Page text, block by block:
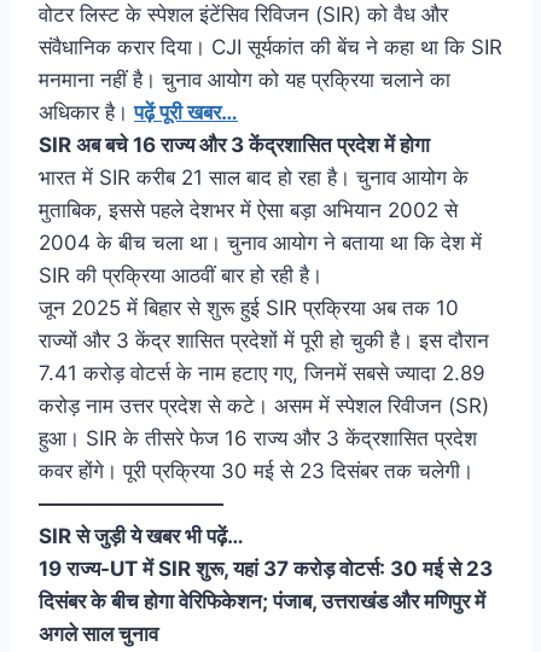
वोटर लिस्ट के स्पेशल इंटेंसिव रिविजन (SIR) को वैध और
संवैधानिक करार दिया। CJI सूर्यकांत की बेंच ने कहा था कि SIR
मनमाना नहीं है। चुनाव आयोग को यह प्रक्रिया चलाने का
अधिकार है।पढ़ें पूरी खबर…
SIR अब बचे 16 राज्य और 3 केंद्रशासित प्रदेश में होगा
भारत में SIR करीब 21 साल बाद हो रहा है। चुनाव आयोग के
मुताबिक, इससे पहले देशभर में ऐसा बड़ा अभियान 2002 से
2004 के बीच चला था। चुनाव आयोग ने बताया था कि देश में
SIR की प्रक्रिया आठवीं बार हो रही है।
जून 2025 में बिहार से शुरू हुई SIR प्रक्रिया अब तक 10
राज्यों और 3 केंद्र शासित प्रदेशों में पूरी हो चुकी है। इस दौरान
7.41 करोड़ वोटर्स के नाम हटाए गए, जिनमें सबसे ज्यादा 2.89
करोड़ नाम उत्तर प्रदेश से कटे। असम में स्पेशल रिवीजन (SR)
हुआ। SIR के तीसरे फेज 16 राज्य और 3 केंद्रशासित प्रदेश
कवर होंगे। पूरी प्रक्रिया 30 मई से 23 दिसंबर तक चलेगी।
—————————
SIR से जुड़ी ये खबर भी पढ़ें…
19 राज्य-UT में SIR शुरू, यहां 37 करोड़ वोटर्स: 30 मई से 23
दिसंबर के बीच होगा वेरिफिकेशन; पंजाब, उत्तराखंड और मणिपुर में
अगले साल चुनाव